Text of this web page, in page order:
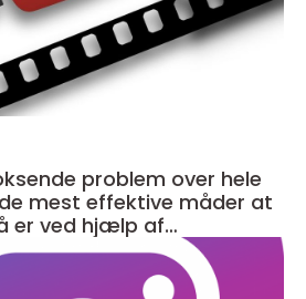
problem over hele
mest effektive måder at
er ved hjælp af